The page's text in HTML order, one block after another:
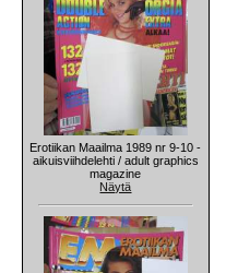
Erotiikan Maailma 1989 nr 9-10 -
aikuisviihdelehti / adult graphics
magazine
Näytä